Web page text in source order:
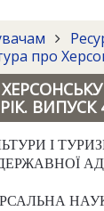
про
РІК. ВИПУСК
І